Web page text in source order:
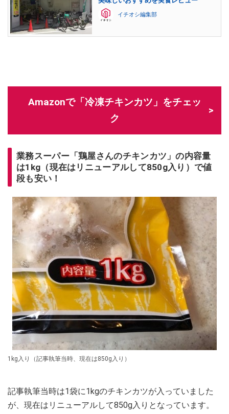
イチオシ編集部
Amazonで「冷凍チキンカツ」をチェッ
ク
業務スーパー「鶏屋さんのチキンカツ」の内容量
は1kg（現在はリニューアルして850g入り）で値
段も安い！
1kg入り（記事執筆当時、現在は850g入り）
記事執筆当時は1袋に1kgのチキンカツが入っていました
が、現在はリニューアルして850g入りとなっています。